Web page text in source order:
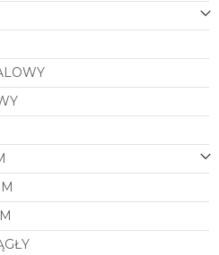
które ułatwiają
tarczy w połączeniu z
że zegarek
i designersko, a zarazem
czasu.
8666M-1
to również element
Dzięki swojej
wykonaniu oraz
zegarek z pewnością
Twojej
charakteru.
sięgając po ten